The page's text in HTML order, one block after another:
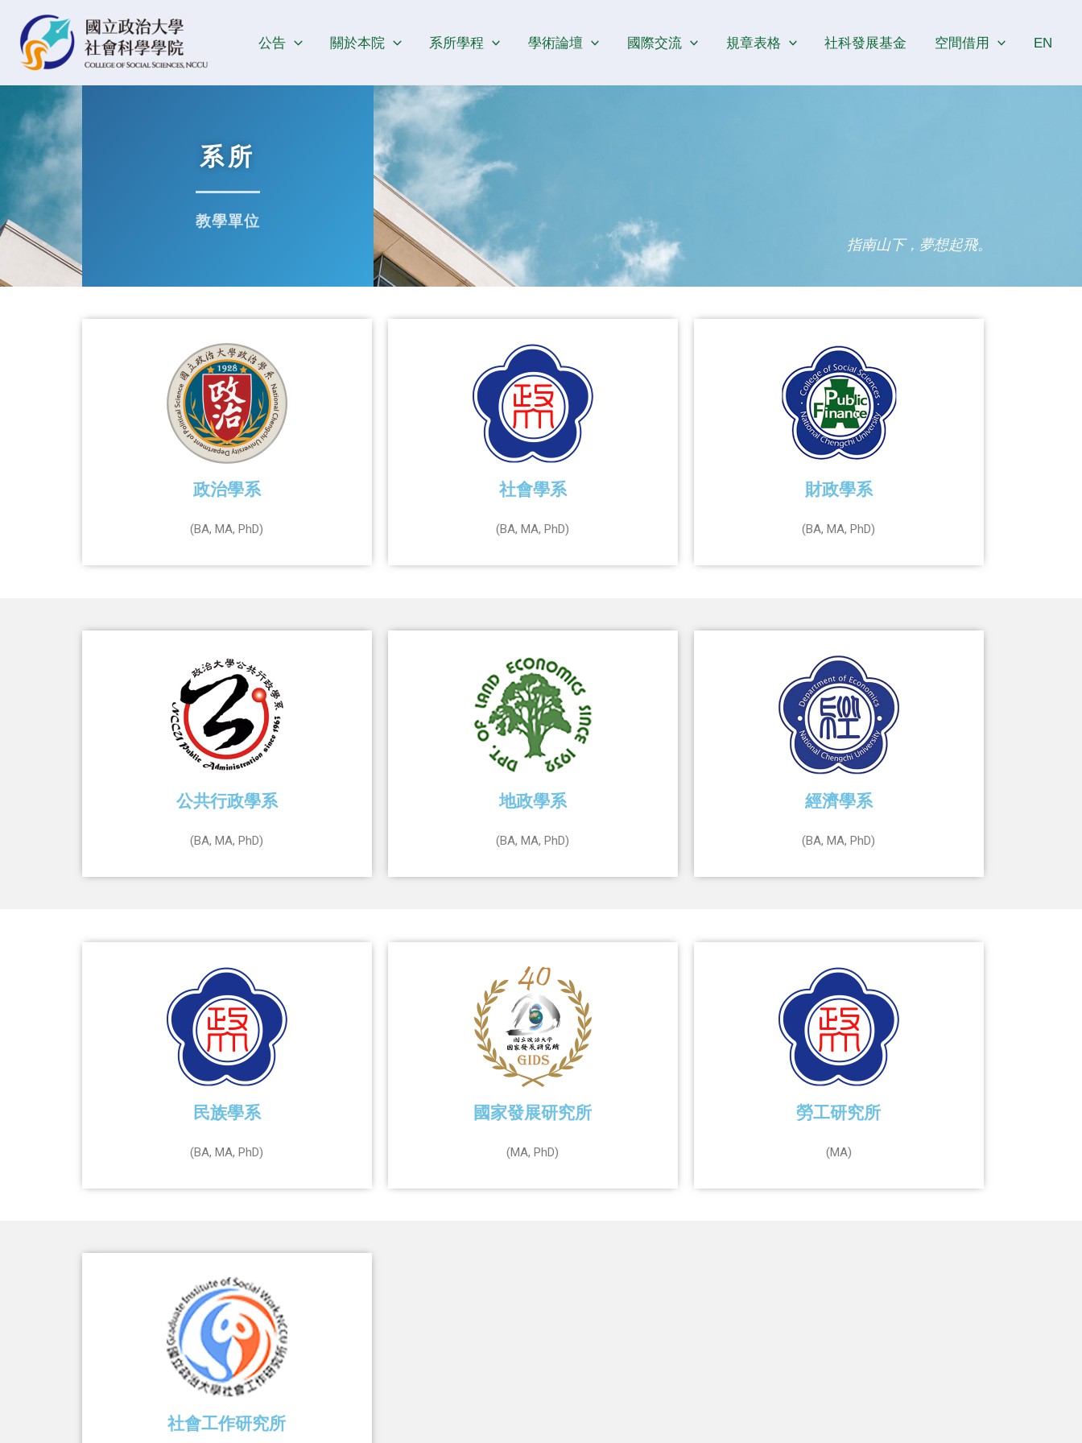
要
公告 關於本院 系所學程 學術論壇 國際交流 規章表格 社科發展基金 空間借用 EN
系所
教學單位
指南山下，夢想起飛。
政治學系
(BA, MA, PhD)
社會學系
(BA, MA, PhD)
財政學系
(BA, MA, PhD)
公共行政學系
(BA, MA, PhD)
地政學系
(BA, MA, PhD)
經濟學系
(BA, MA, PhD)
民族學系
(BA, MA, PhD)
國家發展研究所
(MA, PhD)
勞工研究所
(MA)
社會工作研究所